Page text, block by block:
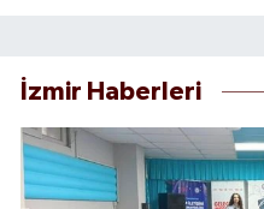
İzmir Haberleri